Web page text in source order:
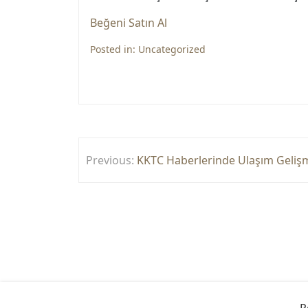
Beğeni Satın Al
Posted in: Uncategorized
Yazı
Previous: KKTC Haberlerinde Ulaşım